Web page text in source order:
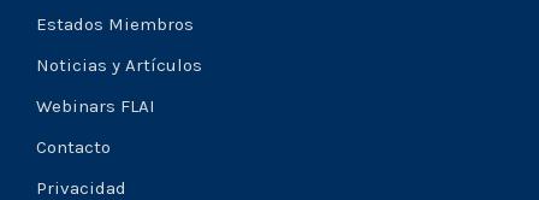
Estados Miembros
Noticias y Artículos
Webinars FLAI
Contacto
Privacidad